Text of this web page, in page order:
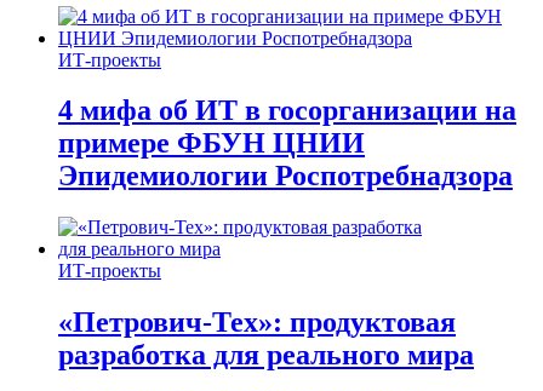
ИТ-проекты
4 мифа об ИТ в госорганизации на
примере ФБУН ЦНИИ
Эпидемиологии Роспотребнадзора
ИТ-проекты
«Петрович-Тех»: продуктовая
разработка для реального мира